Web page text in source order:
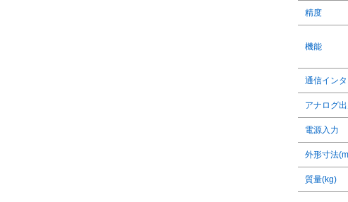
精度
機能
通信イン
アナログ
電源入力
外形寸法
質量(kg)